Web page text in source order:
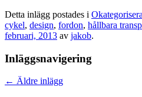
Detta inlägg postades i
cykel, design, fordon, hållbara
februari, 2013 av jakob.
Inläggsnavigering
← Äldre inlägg